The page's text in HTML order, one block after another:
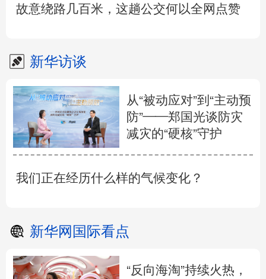
故意绕路几百米，这趟公交何以全网点赞
新华访谈
从“被动应对”到“主动预
防”——郑国光谈防灾
减灾的“硬核”守护
我们正在经历什么样的气候变化？
新华网国际看点
“反向海淘”持续火热，